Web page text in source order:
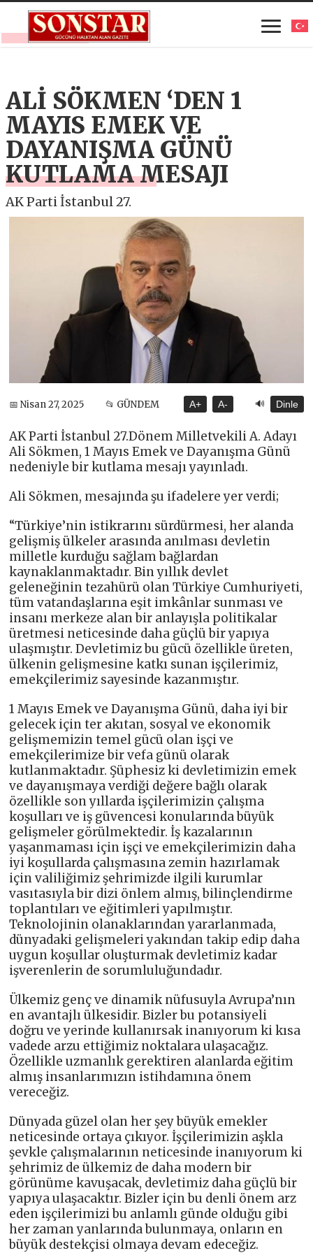
ALİ SÖKMEN ‘DEN 1
MAYIS EMEK VE
DAYANIŞMA GÜNÜ
KUTLAMA MESAJI
AK Parti İstanbul 27.
📅 Nisan 27, 2025 📂 GÜNDEM A+ A- 🔊 Dinle
AK Parti İstanbul 27.Dönem Milletvekili A. Adayı
Ali Sökmen, 1 Mayıs Emek ve Dayanışma Günü
nedeniyle bir kutlama mesajı yayınladı.
Ali Sökmen, mesajında şu ifadelere yer verdi;
“Türkiye’nin istikrarını sürdürmesi, her alanda
gelişmiş ülkeler arasında anılması devletin
milletle kurduğu sağlam bağlardan
kaynaklanmaktadır. Bin yıllık devlet
geleneğinin tezahürü olan Türkiye Cumhuriyeti,
tüm vatandaşlarına eşit imkânlar sunması ve
insanı merkeze alan bir anlayışla politikalar
üretmesi neticesinde daha güçlü bir yapıya
ulaşmıştır. Devletimiz bu gücü özellikle üreten,
ülkenin gelişmesine katkı sunan işçilerimiz,
emekçilerimiz sayesinde kazanmıştır.
1 Mayıs Emek ve Dayanışma Günü, daha iyi bir
gelecek için ter akıtan, sosyal ve ekonomik
gelişmemizin temel gücü olan işçi ve
emekçilerimize bir vefa günü olarak
kutlanmaktadır. Şüphesiz ki devletimizin emek
ve dayanışmaya verdiği değere bağlı olarak
özellikle son yıllarda işçilerimizin çalışma
koşulları ve iş güvencesi konularında büyük
gelişmeler görülmektedir. İş kazalarının
yaşanmaması için işçi ve emekçilerimizin daha
iyi koşullarda çalışmasına zemin hazırlamak
için valiliğimiz şehrimizde ilgili kurumlar
vasıtasıyla bir dizi önlem almış, bilinçlendirme
toplantıları ve eğitimleri yapılmıştır.
Teknolojinin olanaklarından yararlanmada,
dünyadaki gelişmeleri yakından takip edip daha
uygun koşullar oluşturmak devletimiz kadar
işverenlerin de sorumluluğundadır.
Ülkemiz genç ve dinamik nüfusuyla Avrupa’nın
en avantajlı ülkesidir. Bizler bu potansiyeli
doğru ve yerinde kullanırsak inanıyorum ki kısa
vadede arzu ettiğimiz noktalara ulaşacağız.
Özellikle uzmanlık gerektiren alanlarda eğitim
almış insanlarımızın istihdamına önem
vereceğiz.
Dünyada güzel olan her şey büyük emekler
neticesinde ortaya çıkıyor. İşçilerimizin aşkla
şevkle çalışmalarının neticesinde inanıyorum ki
şehrimiz de ülkemiz de daha modern bir
görünüme kavuşacak, devletimiz daha güçlü bir
yapıya ulaşacaktır. Bizler için bu denli önem arz
eden işçilerimizi bu anlamlı günde olduğu gibi
her zaman yanlarında bulunmaya, onların en
büyük destekçisi olmaya devam edeceğiz.